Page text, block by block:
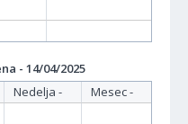
- 14/04/2025
Nedelja -
Mesec -